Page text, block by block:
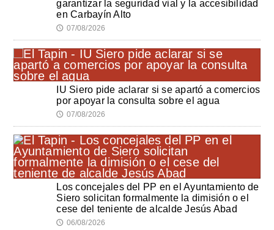
garantizar la seguridad vial y la accesibilidad
en Carbayín Alto
🕔 07/08/2026
IU Siero pide aclarar si se apartó a comercios
por apoyar la consulta sobre el agua
🕔 07/08/2026
Los concejales del PP en el Ayuntamiento de
Siero solicitan formalmente la dimisión o el
cese del teniente de alcalde Jesús Abad
🕔 06/08/2026